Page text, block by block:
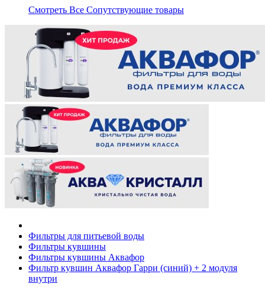
Смотреть Все Сопутствующие товары
Фильтры для питьевой воды
Фильтры кувшины
Фильтры кувшины Аквафор
Фильтр кувшин Аквафор Гарри (синий) + 2 модуля
внутри